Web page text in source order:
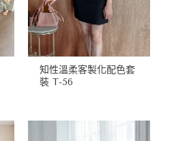
知性溫柔客製化配色套
裝 T-56